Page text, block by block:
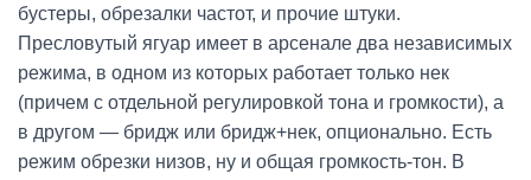
бустеры, обрезалки частот, и прочие штуки.
Пресловутый ягуар имеет в арсенале два независимых
режима, в одном из которых работает только нек
(причем с отдельной регулировкой тона и громкости), а
в другом — бридж или бридж+нек, опционально. Есть
режим обрезки низов, ну и общая громкость-тон. В